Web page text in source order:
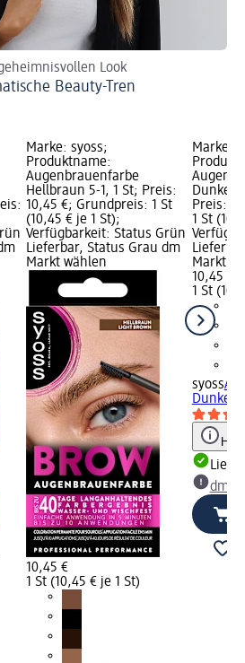
Look
Beauty-Tren
Marke: syoss;
Produktname:
Augenbrauenfarbe
Hellbraun 5-1, 1 St; Preis:
10,45 €; Grundpreis: 1 St
(10,45 € je 1 St);
Verfügbarkeit: Status Grün
Lieferbar, Status Grau dm
Markt wählen
10,45 €
1 St (10,45 € je 1 St)
Marke:
Preis:
1 St
Markt
10,45 €
1 St
syoss
dm